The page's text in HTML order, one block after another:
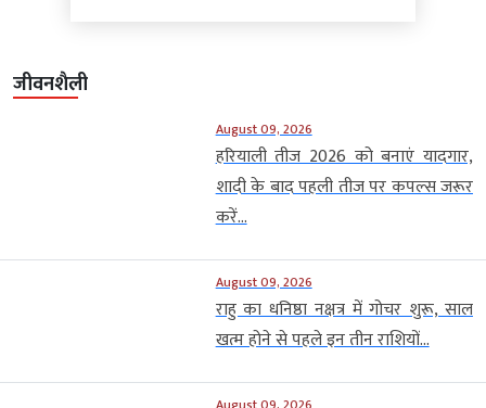
जीवनशैली
August 09, 2026
हरियाली तीज 2026 को बनाएं यादगार,
शादी के बाद पहली तीज पर कपल्स जरूर
करें...
August 09, 2026
राहु का धनिष्ठा नक्षत्र में गोचर शुरू, साल
खत्म होने से पहले इन तीन राशियों...